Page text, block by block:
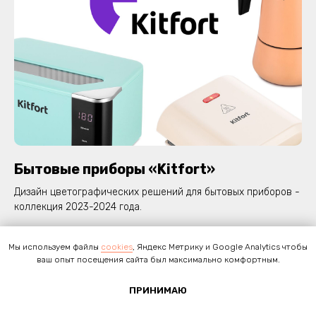
Мы используем файлы cookies, Яндекс Метрику и Google Analytics чтобы
ваш опыт посещения сайта был максимально комфортным.
ПРИНИМАЮ
Бытовые приборы «Kitfort»
Дизайн цветографических решений для бытовых приборов -
коллекция 2023-2024 года.
технологические карты.
Загрузить ещё